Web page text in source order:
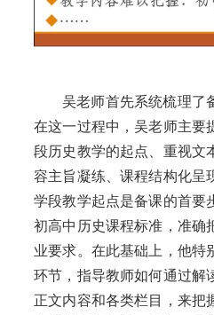
吴老师首先系统梳理了
在这一过程中，吴老师主要
段历史教学的起点、重视文
容主旨凝练、课程结构化呈
学段教学起点是备课的首要
初高中历史课程标准，准确
业要求。在此基础上，他特
环节，指导教师如何通过解
正文内容和各类栏目，来把